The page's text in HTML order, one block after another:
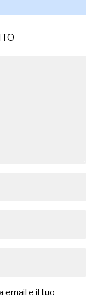
email e il tuo